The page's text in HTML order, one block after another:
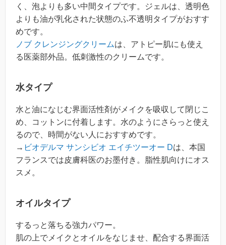
く、泡よりも多い中間タイプです。ジェルは、透明色
よりも油が乳化された状態のふ不透明タイプがおすす
めです。
ノブ クレンジングクリームは、アトピー肌にも使え
る医薬部外品。低刺激性のクリームです。
水タイプ
水と油になじむ界面活性剤がメイクを吸収して閉じこ
め、コットンに付着します。水のようにさらっと使え
るので、時間がない人におすすめです。
→ ビオデルマ サンシビオ エイチツーオー Dは、本国
フランスでは皮膚科医のお墨付き。脂性肌向けにオス
スメ。
オイルタイプ
するっと落ちる強力パワー。
肌の上でメイクとオイルをなじませ、配合する界面活